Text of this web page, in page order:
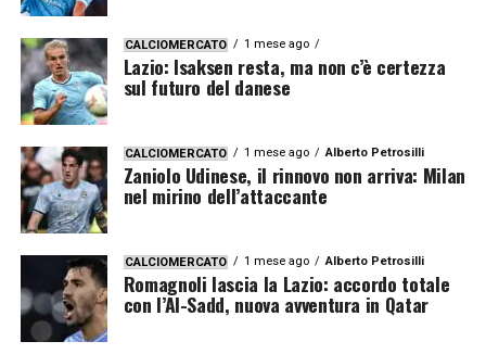
CALCIOMERCATO 1 mese ago
Lazio: Isaksen resta, ma non c’è certezza
sul futuro del danese
CALCIOMERCATO 1 mese ago Alberto Petrosilli
Zaniolo Udinese, il rinnovo non arriva: Milan
nel mirino dell’attaccante
CALCIOMERCATO 1 mese ago Alberto Petrosilli
Romagnoli lascia la Lazio: accordo totale
con l’Al-Sadd, nuova avventura in Qatar